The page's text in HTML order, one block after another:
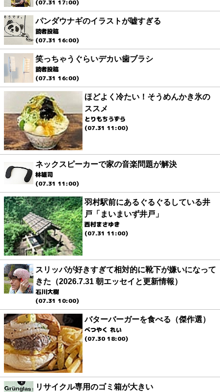
(07.31 17:00)
パンダウナギのイラストが嘘すぎる
読者投稿
(07.31 16:00)
笑っちゃうぐらいデカい歯ブラシ
読者投稿
(07.31 16:00)
ほどよく冷たい！そうめんかき氷の
ススメ
とりもちうずら
(07.31 11:00)
ネックスピーカーで家の音楽問題が解決
林雄司
(07.31 11:00)
羽村駅前にあるぐるぐるしている井
戸「まいまいず井戸」
西村まさゆき
(07.31 11:00)
スリッパが好きすぎて相対的に靴下が嫌いになって
きた（2026.7.31 朝エッセイと更新情報）
石川大樹
(07.31 10:00)
バターバーガーを食べる（傑作選）
べつやく れい
(07.30 18:00)
リサイクル専用のゴミ箱が大きい